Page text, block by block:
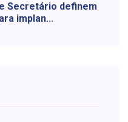
Secretário definem
implan...